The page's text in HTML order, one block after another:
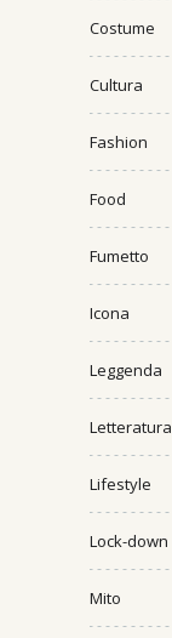
Costume
Cultura
Fashion
Food
Fumetto
Icona
Leggenda
Letteratura
Lifestyle
Lock-down
Mito